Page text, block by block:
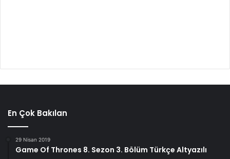
En Çok Bakılan
29 Nisan 2019
Game Of Thrones 8. Sezon 3. Bölüm Türkçe Altyazılı